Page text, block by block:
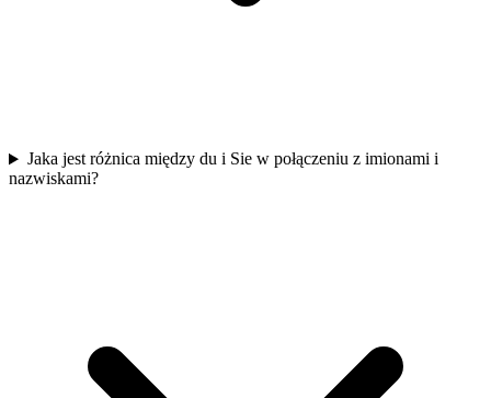
Jaka jest różnica między du i Sie w połączeniu z imionami i
nazwiskami?